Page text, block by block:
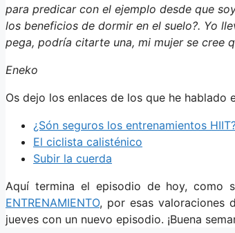
para predicar con el ejemplo desde que
los beneficios de dormir en el suelo?. Yo
pega, podría citarte una, mi mujer se cree
Eneko
Os dejo los enlaces de los que he hablado
¿Són seguros los entrenamientos
El ciclista calisténico
Subir la cuerda
Aquí termina el episodio de hoy, como
ENTRENAMIENTO, por esas valoraciones
jueves con un nuevo episodio. ¡Buena